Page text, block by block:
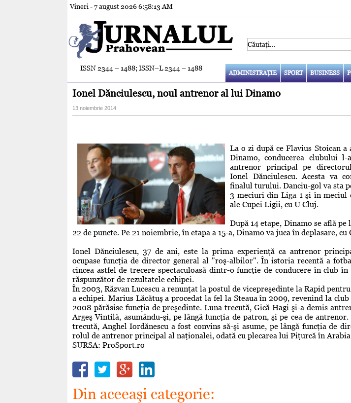
Vineri - 7 august 20266:58:14 AM
ISSN 2344 – 1488; ISSN–L 2344 – 1488
ADMINISTRAŢIE SPORT BUSINESS
Ionel Dănciulescu, noul antrenor al lui Dinamo
13 noiembrie 2014
La o zi după ce Flavius Stoican a
Dinamo, conducerea clubului
antrenor principal pe
Ionel Dănciulescu. Acesta va
finalul turului. Danciu-gol va sta
3 meciuri din Liga 1 şi în
ale Cupei Ligii, cu U Cluj.
După 14 etape, Dinamo se află pe
22 de puncte. Pe 21 noiembrie, în etapa a 15-a, Dinamo va juca în deplasare, cu
Ionel Dănciulescu, 37 de ani, este la prima experienţă ca antrenor
ocupase funcţia de director general al "roş-albilor". În istoria recentă a
cincea astfel de trecere spectaculoasă dintr-o funcţie de conducere în club
răspunzător de rezultatele echipei.
În 2003, Răzvan Lucescu a renunţat la postul de vicepreşedinte la Rapid
a echipei. Marius Lăcătuş a procedat la fel la Steaua în 2009, revenind la
2008 părăsise funcţia de preşedinte. Luna trecută, Gică Hagi şi-a demis
Argeş Vintilă, asumându-şi, pe lângă funcţia de patron, şi pe cea de antrenor.
trecută, Anghel Iordănescu a fost convins să-şi asume, pe lângă funcţia de
rolul de antrenor principal al naţionalei, odată cu plecarea lui Piţurcă în
SURSA: ProSport.ro
Din aceeaşi categorie: